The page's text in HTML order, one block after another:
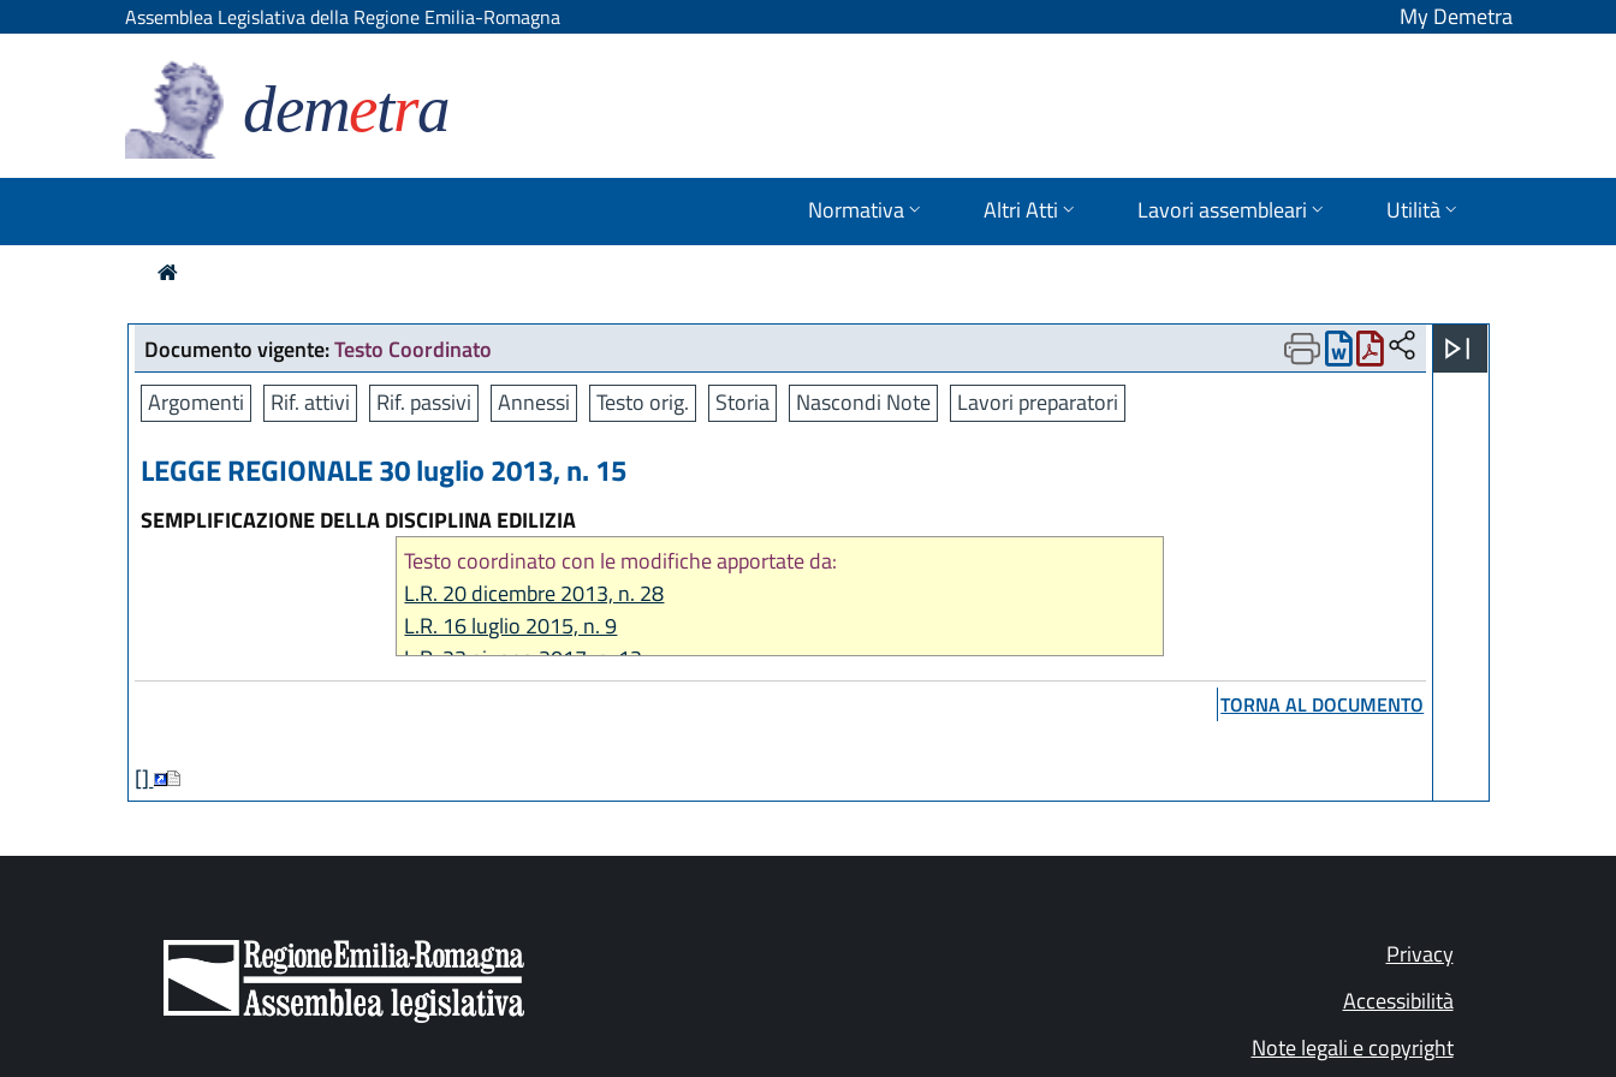
Assemblea Legislativa della Regione Emilia-Romagna My Demetra
demetra
Normativa Altri Atti Lavori assembleari Utilità
Documento vigente:Testo Coordinato
Argomenti
Rif. attivi Rif. passivi Annessi Testo orig. Storia Nascondi Note Lavori preparatori
LEGGE REGIONALE 30 luglio 2013, n. 15
SEMPLIFICAZIONE DELLA DISCIPLINA EDILIZIA
Testo coordinato con le modifiche apportate da:
L.R. 20 dicembre 2013, n. 28
L.R. 16 luglio 2015, n. 9
L.R. 23 giugno 2017, n. 12
L.R. 21 dicembre 2017, n. 24
L.R. 12 luglio 2023, n. 7
L.R. 31 marzo 2025, n. 2
L.R. 25 luglio 2025, n. 5
L.R. 29 dicembre 2025, n. 11
TORNA AL DOCUMENTO
[]
Privacy
Accessibilità
Note legali e copyright